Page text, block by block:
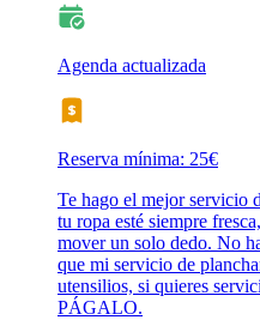
Agenda actualizada
Reserva mínima: 25€
Te hago el mejor servicio
tu ropa esté siempre
mover un solo dedo. No
que mi servicio de
utensilios, si quieres
PÁGALO.